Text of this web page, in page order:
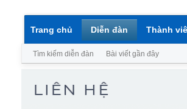
Trang chủ Diễn đàn
Tìm kiếm diễn đàn Bài viết gần đây
Thành